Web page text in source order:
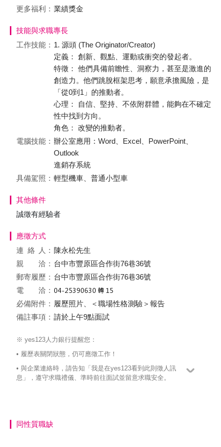
更多福利： 業績獎金
技能與求職專長
工作技能： 1. 源頭 (The Originator/Creator)
定義： 創新、觀點、運動或衝突的發起者。
特徵： 他們具備前瞻性、洞察力，甚至是激進的
創造力。他們跳脫框架思考，願意承擔風險，是
「從0到1」的推動者。
心理： 自信、堅持、不依附群體，能夠在不確定
性中找到方向。
角色： 改變的推動者。
電腦技能： 辦公室應用：Word、Excel、PowerPoint、
Outlook
進銷存系統
具備駕照： 輕型機車、普通小型車
其他條件
誠徵有經驗者
應徵方式
連絡
人： 陳永松先生
親 洽： 台中市豐原區合作街76巷36號
郵寄履歷： 台中市豐原區合作街76巷36號
電 洽：
必備附件： 履歷照片、＜職場性格測驗＞報告
備註事項： 請於上午9點面試
※ yes123人力銀行提醒您：
• 履歷表關閉狀態，仍可應徵工作！
• 與企業連絡時，請告知「我是在yes123看到此則徵人訊
息」，遵守求職禮儀、準時前往面試並留意求職安全。
同性質職缺